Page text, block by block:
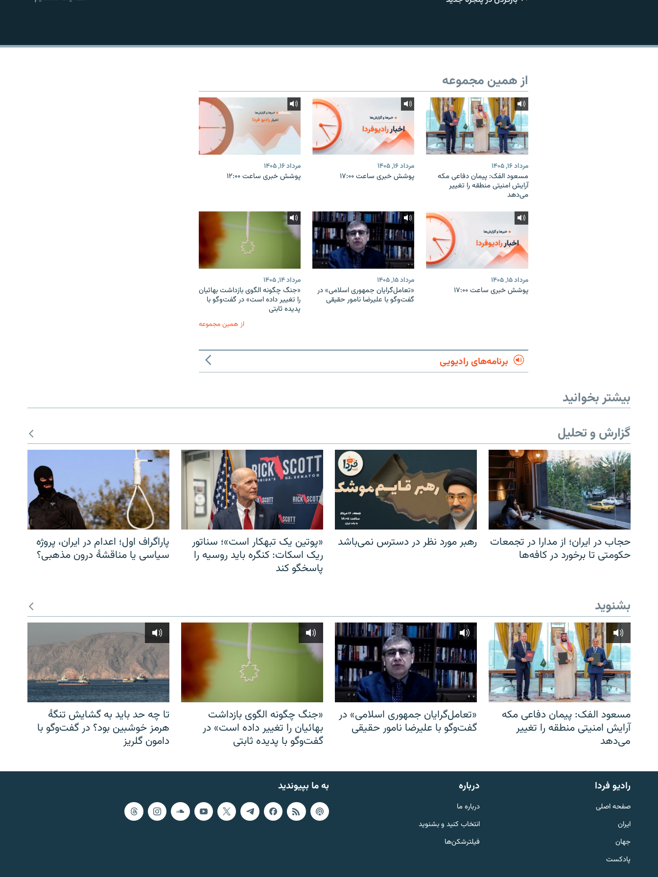
English
به ما بپیوندید
EMBED
از همین مجموعه
مرداد ۱۶, ۱۴۰۵
مسعود الفک: پیمان دفاعی مکه
آرایش امنیتی منطقه را تغییر
می‌دهد
مرداد ۱۶, ۱۴۰۵
پوشش خبری ساعت ۱۷:۰۰
مرداد ۱۶, ۱۴۰۵
پوشش خبری ساعت ۱۲:۰۰
مرداد ۱۵, ۱۴۰۵
پوشش خبری ساعت ۱۷:۰۰
مرداد ۱۵, ۱۴۰۵
«تعامل‌گرایان جمهوری اسلامی» در
گفت‌وگو با علیرضا نامور حقیقی
مرداد ۱۴, ۱۴۰۵
«جنگ چگونه الگوی بازداشت بهائیان
را تغییر داده است» در گفت‌وگو با
پدیده ثابتی
از همین مجموعه
برنامه‌های رادیویی
بیشتر بخوانید
گزارش و تحلیل
حجاب در ایران؛ از مدارا در تجمعات
حکومتی تا برخورد در کافه‌ها
رهبر مورد نظر در دسترس نمی‌باشد
«پوتین یک تبهکار است»؛ سناتور
ریک اسکات: کنگره باید روسیه را
پاسخگو کند
پاراگراف اول؛ اعدام در ایران، پروژه
سیاسی یا مناقشهٔ درون مذهبی؟
بشنوید
مسعود الفک: پیمان دفاعی مکه
آرایش امنیتی منطقه را تغییر
می‌دهد
«تعامل‌گرایان جمهوری اسلامی» در
گفت‌وگو با علیرضا نامور حقیقی
«جنگ چگونه الگوی بازداشت
بهائیان را تغییر داده است» در
گفت‌وگو با پدیده ثابتی
تا چه حد باید به گشایش تنگهٔ
هرمز خوشبین بود؟ در گفت‌وگو با
دامون گلریز
به ما بپیوندید رادیو فردا
صفحه اصلی
ایران
جهان
پادکست
درباره
درباره ما
انتخاب کنید و بشنوید
فیلترشکن‌ها